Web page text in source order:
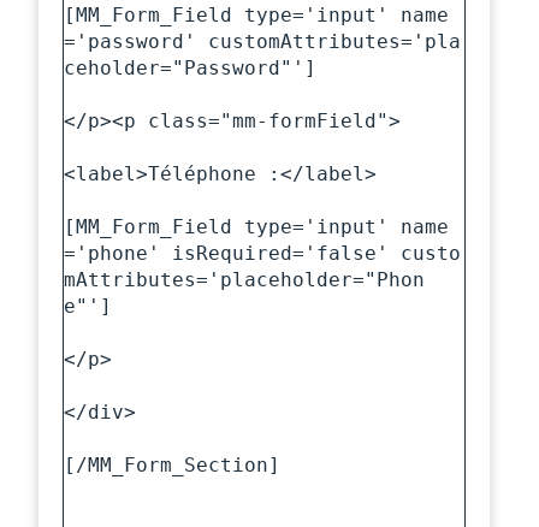
[MM_Form_Field type='input' name
='password' customAttributes='pla
ceholder="Password"']
</p><p class="mm-formField">
<label>Téléphone :</label>
[MM_Form_Field type='input' name
='phone' isRequired='false' custo
mAttributes='placeholder="Phon
e"']
</p>
</div>
[/MM_Form_Section]